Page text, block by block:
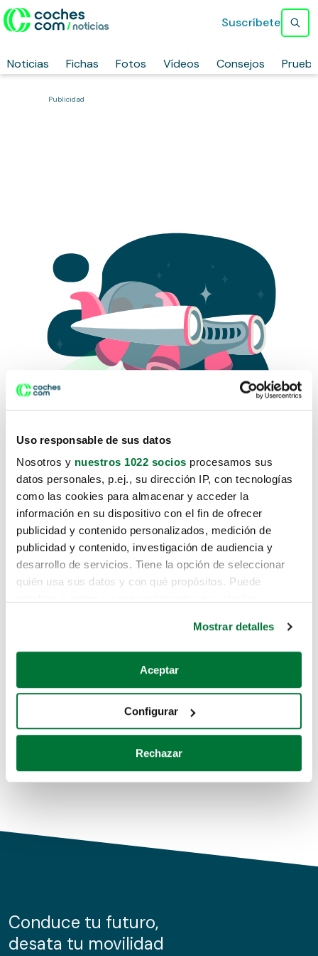
Uso responsable de sus datos
Nosotros y nuestros 1022 socios procesamos sus
datos personales, p.ej., su dirección IP, con tecnologías
como las cookies para almacenar y acceder la
información en su dispositivo con el fin de ofrecer
publicidad y contenido personalizados, medición de
publicidad y contenido, investigación de audiencia y
desarrollo de servicios. Tiene la opción de seleccionar
quién usa sus datos y con qué propósitos. Puede
Si lo permite, también quisiéramos:
Recopilar información sobre su ubicación geográfica
Identificar su dispositivo analizándolo activamente
para buscar características específicas (huellas
Obtenga más información sobre cómo se procesan sus
de cookies.
información sobre el uso que haga del sitio web con
nuestros partners de redes sociales, publicidad y análisis
Mostrar detalles
Aceptar
Configurar
Rechazar
Noticias Fichas Fotos Vídeos Consejos
Suscríbete
Publicidad
Lo sentimos, no sabemos como
te hemos traido hasta aquí.
Pero puedes encontrar el coche que estás
buscando en alguno de estos enlaces:
Coches de segunda mano
Coches de km0
Conduce tu futuro,
desata tu movilidad